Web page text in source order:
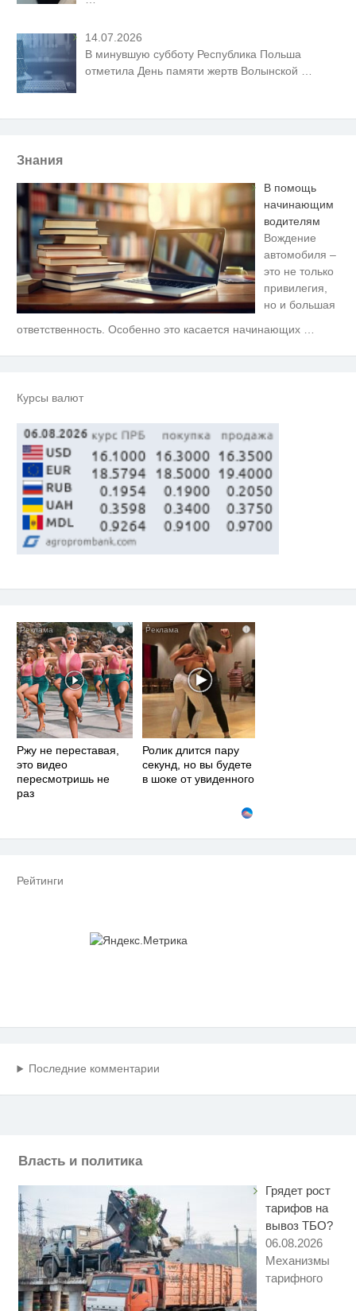
14.07.2026
В минувшую субботу Республика Польша
отметила День памяти жертв Волынской …
Знания
В помощь
начинающим
водителям
Вождение
автомобиля –
это не только
привилегия,
но и большая
ответственность. Особенно это касается начинающих …
Курсы валют
i
Ржу не переставая,
это видео
пересмотришь не
раз
i
Ролик длится пару
секунд, но вы будете
в шоке от увиденного
Рейтинги
Последние комментарии
Власть и политика
Грядет рост
тарифов на
вывоз ТБО?
06.08.2026
Механизмы
тарифного
i
Ролик длится несколько секунд,
Королева вагона отожгла! Видео
не оставит равнодушным